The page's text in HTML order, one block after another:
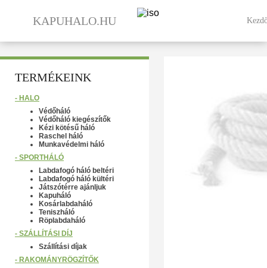
KAPUHALO.HU
TERMÉKEINK
- HÁLÓ
Védőháló
Védőháló kiegészítők
Kézi kötésű háló
Raschel háló
Munkavédelmi háló
- SPORTHÁLÓ
Labdafogó háló beltéri
Labdafogó háló kültéri
Játszótérre ajánljuk
Kapuháló
Kosárlabdaháló
Teniszháló
Röplabdaháló
- SZÁLLÍTÁSI DÍJ
Szállítási díjak
- RAKOMÁNYRÖGZÍTŐK